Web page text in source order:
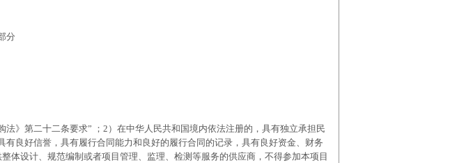
分
法》第二十二条要求” ；2）在中华人民共和国境内依法注册的，具有独立承担民
有良好信誉，具有履行合同能力和良好的履行合同的记录，具有良好资金、财务
体设计、规范编制或者项目管理、监理、检测等服务的供应商，不得参加本项目